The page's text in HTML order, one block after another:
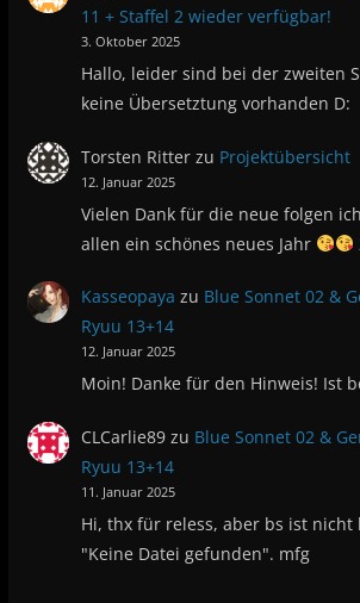
11 + Staffel 2 wieder verfügbar!
3. Oktober 2025
Hallo, leider sind bei der zweiten
keine Übersetztung vorhanden D:
Torsten Ritter zu Projektübersicht
12. Januar 2025
Vielen Dank für die neue folgen
allen ein schönes neues Jahr
Kasseopaya zu Blue Sonnet 02 &
Ryuu 13+14
12. Januar 2025
Moin! Danke für den Hinweis! Ist
CLCarlie89 zu Blue Sonnet 02 &
Ryuu 13+14
11. Januar 2025
Hi, thx für reless, aber bs ist
"Keine Datei gefunden". mfg